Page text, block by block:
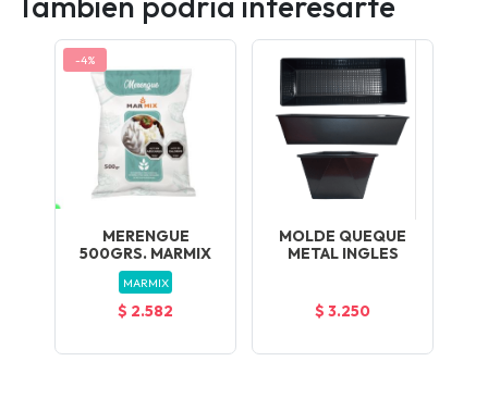
-4%
MERENGUE
500GRS. MARMIX
MARMIX
$ 2.582
MOLDE QUEQUE
METAL INGLES
$ 3.250